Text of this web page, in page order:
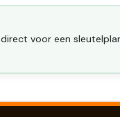
voor een